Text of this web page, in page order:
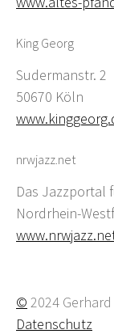
King Georg
Sudermanstr. 2
50670 Köln
nrwjazz.net
Das Jazzportal
Nordrhein-
© 2024
Datenschutz